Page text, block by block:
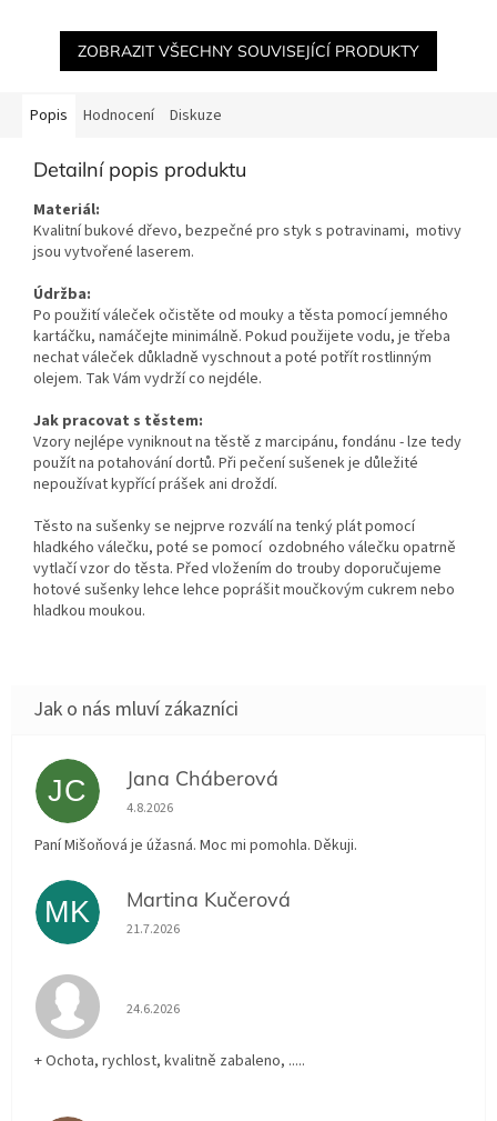
ZOBRAZIT VŠECHNY SOUVISEJÍCÍ PRODUKTY
Popis Hodnocení Diskuze
Detailní popis produktu
Materiál:
Kvalitní bukové dřevo, bezpečné pro styk s potravinami, motivy
jsou vytvořené laserem.
Údržba:
Po použití váleček očistěte od mouky a těsta pomocí jemného
kartáčku, namáčejte minimálně. Pokud použijete vodu, je třeba
nechat váleček důkladně vyschnout a poté potřít rostlinným
olejem. Tak Vám vydrží co nejdéle.
Jak pracovat s těstem:
Vzory nejlépe vyniknout na těstě z marcipánu, fondánu - lze tedy
použít na potahování dortů. Při pečení sušenek je důležité
nepoužívat kypřící prášek ani droždí.
Těsto na sušenky se nejprve rozválí na tenký plát pomocí
hladkého válečku, poté se pomocí ozdobného válečku opatrně
vytlačí vzor do těsta. Před vložením do trouby doporučujeme
hotové sušenky lehce lehce poprášit moučkovým cukrem nebo
hladkou moukou.
JC Jana Cháberová
Hodnocení obchodu je 5 z 5 hvězdiček.
4.8.2026
Paní Mišoňová je úžasná. Moc mi pomohla. Děkuji.
MK Martina Kučerová
Hodnocení obchodu je 5 z 5 hvězdiček.
21.7.2026
Hodnocení obchodu je 5 z 5 hvězdiček.
24.6.2026
+ Ochota, rychlost, kvalitně zabaleno, .....